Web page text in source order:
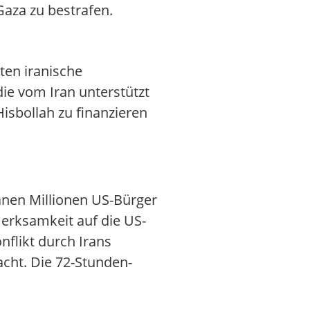
zu bestrafen.
iranische
vom Iran unterstützt
zu finanzieren
Millionen US-Bürger
auf die US-
durch Irans
Die 72-Stunden-